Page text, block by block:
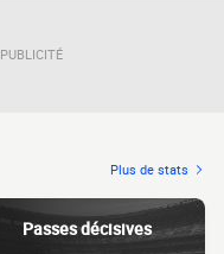
Plus de stats
Passes décisives